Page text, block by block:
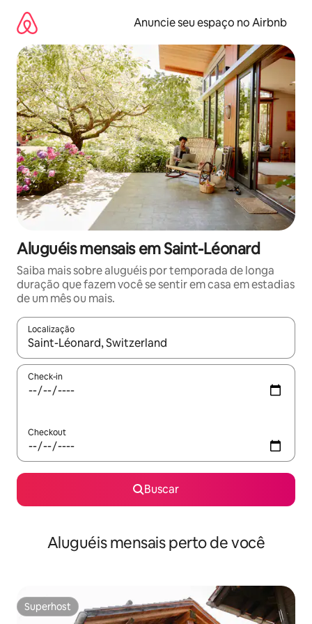
para
conteúdo
Anuncie seu espaço no Airbnb
Aluguéis mensais em Saint-Léonard
Saiba mais sobre aluguéis por temporada de longa
duração que fazem você se sentir em casa em estadias
de um mês ou mais.
Localização
Quando os resultados estiverem disponíveis, explore-os
Check-in
Checkout
Buscar
Aluguéis mensais perto de você
Superhost
Superhost